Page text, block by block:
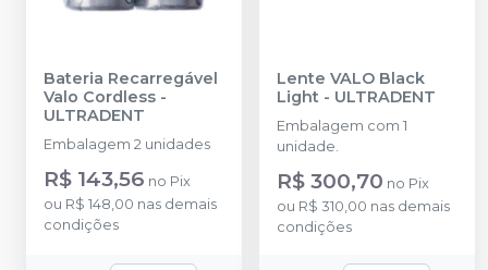
Bateria Recarregável
Valo Cordless -
ULTRADENT
Embalagem 2 unidades
R$ 143,56 no Pix
ou R$ 148,00 nas demais
condições
Lente VALO Black
Light - ULTRADENT
Embalagem com 1
unidade.
R$ 300,70 no Pix
ou R$ 310,00 nas demais
condições